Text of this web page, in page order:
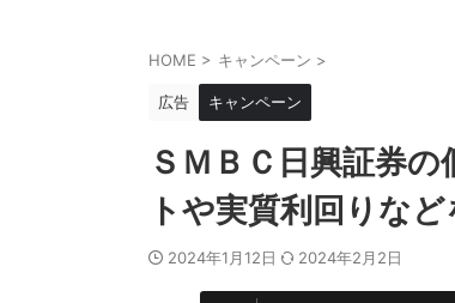
HOME > キャンペーン >
広告 キャンペーン
ＳＭＢＣ日興証券
トや実質利回りな
2024年1月12日 2024年2月2日